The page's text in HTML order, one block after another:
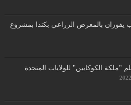
يفوزان بالمعرض الزراعي بكندا بمشروع
"ملكة الكوكايين" للولايات المتحدة